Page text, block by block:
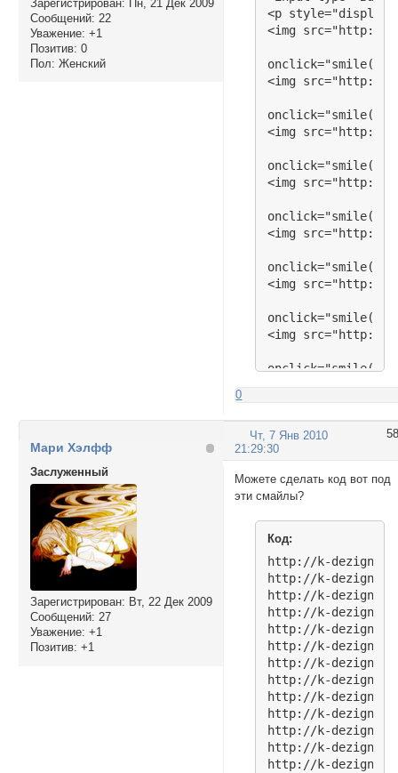
Зарегистрирован: Пн, 21 Дек 2009
Сообщений: 22
Уважение: +1
Позитив: 0
Пол: Женский
0
58
Чт, 7 Янв 2010
21:29:30
Мари Хэлфф
Заслуженный
Зарегистрирован: Вт, 22 Дек 2009
Сообщений: 27
Уважение: +1
Позитив: +1
Можете сделать код вот под
эти смайлы?
Код:
http://k-
http://k-
http://k-
http://k-
http://k-
http://k-
http://k-
http://k-
http://k-
http://k-
http://k-
http://k-
http://k-